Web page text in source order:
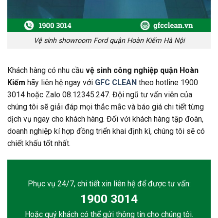
Vệ sinh showroom Ford quận Hoàn Kiếm Hà Nội
Khách hàng có nhu cầu vệ sinh công nghiệp quận Hoàn
Kiếm hãy liên hệ ngay với GFC CLEAN theo hotline 1900
3014 hoặc Zalo 08.12345.247. Đội ngũ tư vấn viên của
chúng tôi sẽ giải đáp mọi thắc mắc và báo giá chi tiết từng
dịch vụ ngay cho khách hàng. Đối với khách hàng tập đoàn,
doanh nghiệp kí hợp đồng triển khai định kì, chúng tôi sẽ có
chiết khấu tốt nhất.
Phục vụ 24/7, chi tiết xin liên hệ để được tư vấn:
1900 3014
Hoặc quý khách có thể gửi thông tin cho chúng tôi.